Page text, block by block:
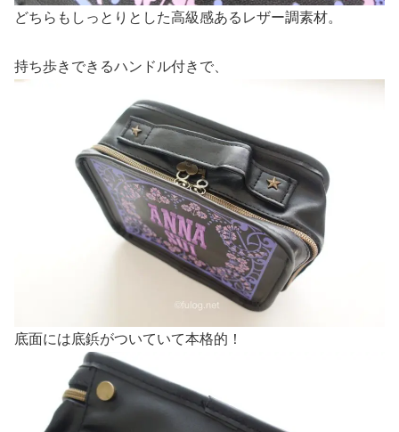
どちらもしっとりとした高級感あるレザー調素材。
持ち歩きできるハンドル付きで、
底面には底鋲がついていて本格的！